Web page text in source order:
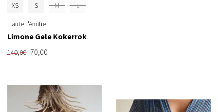
XS S M L
Haute L'Amitie
Limone Gele Kokerrok
140,00 70,00